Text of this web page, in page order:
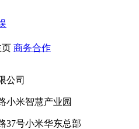
页 商务合作
公司
小米智慧产业园
37号小米华东总部